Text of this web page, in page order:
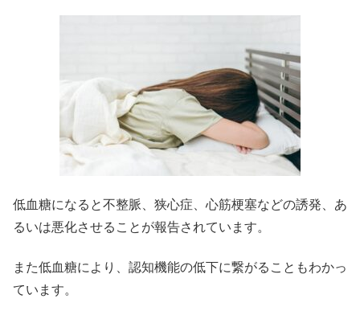
低血糖になると不整脈、狭心症、 心筋梗塞などの誘発、あ
るいは悪化させることが報告されています。
また低血糖により、認知機能の低下に繋がることもわかっ
ています。